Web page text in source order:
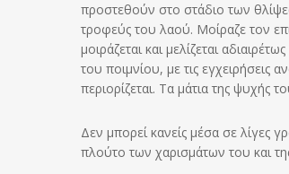
προστεθούν στο στάδιο των
τροφεύς του λαού. Μοίραζε τον
μοιράζεται και μελίζεται
του ποιμνίου, με τις
περιορίζεται. Τα μάτια της ψυχής
Δεν μπορεί κανείς μέσα σε λίγες
πλούτο των χαρισμάτων του και